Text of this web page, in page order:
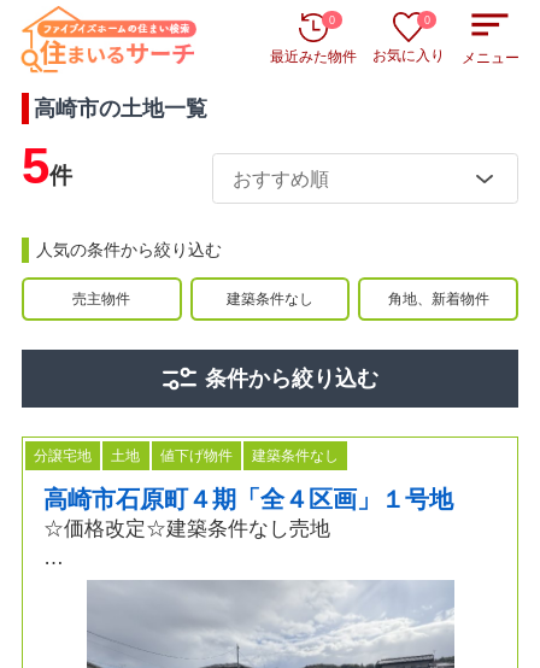
最近みた物件
0
お気に入り
0
メニュー
高崎市の土地一覧
5件
人気の条件から絞り込む
売主物件 建築条件なし 角地、新着物件
条件から絞り込む
分譲宅地 土地 値下げ物件 建築条件なし
高崎市石原町４期「全４区画」１号地
☆価格改定☆建築条件なし売地
◆土地面積70坪以上
◆お好きなメーカー様で建築可能